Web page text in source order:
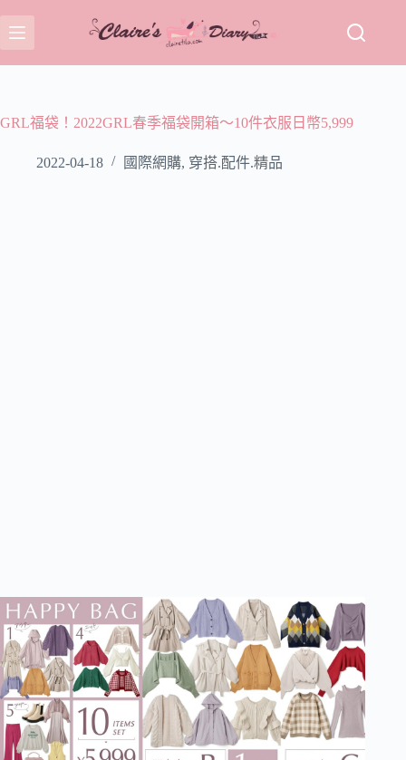
至
主
容
GRL福袋！2022GRL春季福袋開箱～10件衣服日幣5,999
2022-04-18 國際網購, 穿搭.配件.精品